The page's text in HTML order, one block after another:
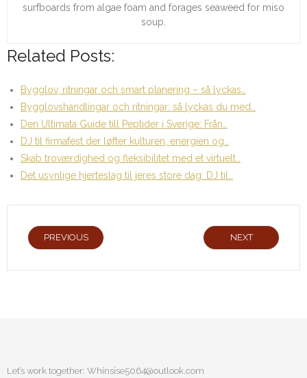
surfboards from algae foam and forages seaweed for miso
soup.
Related Posts:
Bygglov, ritningar och smart planering – så lyckas…
Bygglovshandlingar och ritningar: så lyckas du med…
Den Ultimata Guide till Peptider i Sverige: Från…
DJ til firmafest der løfter kulturen, energien og…
Skab troværdighed og fleksibilitet med et virtuelt…
Det usynlige hjerteslag til jeres store dag: DJ til…
PREVIOUS NEXT
Let’s work together: Whinsise5064@outlook.com